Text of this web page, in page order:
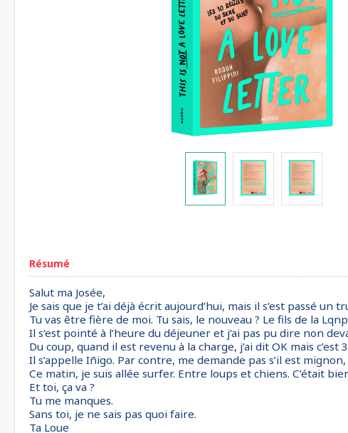
Résumé
Salut ma Josée,
Je sais que je t’ai déjà écrit aujourd’hui, mais il s’est passé un
Tu vas être fière de moi. Tu sais, le nouveau ? Le fils de la
Il s’est pointé à l’heure du déjeuner et j’ai pas pu dire non
Du coup, quand il est revenu à la charge, j’ai dit OK mais c’est
Il s’appelle Iñigo. Par contre, me demande pas s’il est
Ce matin, je suis allée surfer. Entre loups et chiens. C’était
Et toi, ça va ?
Tu me manques.
Sans toi, je ne sais pas quoi faire.
Ta Loue